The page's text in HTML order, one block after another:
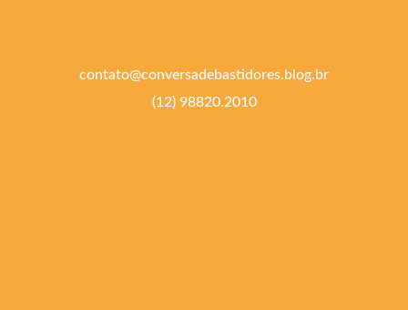
contato@conversadebastidores.blog.br
(12) 98820.2010